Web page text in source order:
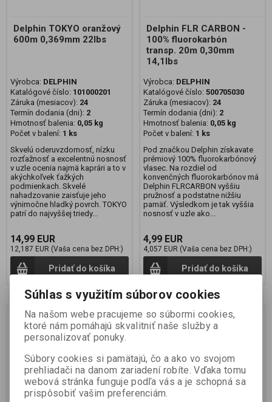
Delphin TOKYO oranžový
600m 0,369mm 22lbs
Výrobca: DELPHIN
Katalógové číslo: 101000201
Záruka (mesiacov): 24
Termín dodania (dni): 2
Hmotnosť balenia: 0,05 kg
Počet v balení: 1 ks
Skvelú oderuvzdornosť, nízku
rozťažnosť a excelentnú nosnosť
v uzle ocenia najmä kaprári a to v
akýchkoľvek ťažkých
podmienkach. Skvelé
nahadzovanie zaisťuje jeho
výnimočne hladký povrch. TOKYO
patrí do najvyššej triedy...
14,99 EUR
12,187 EUR (Vaša cena bez DPH:)
Pridať do košíka
Delphin FLR CARBON -
100% fluorokarbón
transp. 20m 0,30mm
14,1lbs
Výrobca: DELPHIN
Katalógové číslo: 500705030
Záruka (mesiacov): 24
Termín dodania (dni): 2
Hmotnosť balenia: 0,05 kg
Počet v balení: 1 ks
Pod značkou Delphin získavate
prémiový 100% fluorokarbónový
vlasec. Na rozdiel od
konvenčných fluorokarbónov má
Delphin FLRCARBON vyššiu
pružnosť a podstatne nižšiu
pamäť. Výsledkom je tak vyššia
nosnosť v uzle ako...
4,99 EUR
4,057 EUR (Vaša cena bez DPH:)
Pridať do košíka
Novinka Novinka
Súhlas s využitím súborov cookies
Na našom webe pracujeme so súbormi cookies,
ktoré nám pomáhajú skvalitniť naše služby a
personalizovať ponuky.
Súbory cookies si pamätajú, čo a ako vo svojom
prehliadači na danom zariadení robíte. Vďaka tomu
webová stránka funguje podľa vás a je schopná sa
prispôsobiť vašim preferenciám.